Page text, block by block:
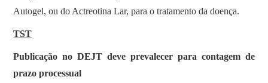
Autogel, ou do Actreotina Lar, para o tratamento da doença.
TST
Publicação no DEJT deve prevalecer para contagem de
prazo processual